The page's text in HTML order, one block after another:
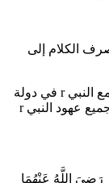
الكلام إلى
أي لم يكن أحد من المشركين يرتضي أن يختلط مع النبي r في دولة
اللَّهُ عَنْهُمَا